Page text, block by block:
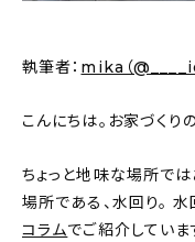
プライバシーポリシー
お問い合わせ
執筆者： mika（
こんにちは。お家づくり
ちょっと地味な場所で
場所である、水回り。
コラムでご紹介してい